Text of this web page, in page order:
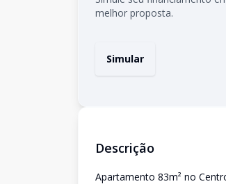
melhor proposta.
Simular
Descrição
Apartamento 83m² no